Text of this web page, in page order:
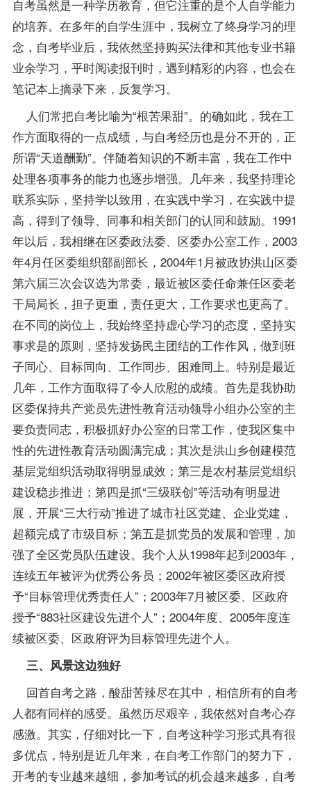
自考虽然是一种学历教育，但它注重的是个人自学能力
的培养。在多年的自学生涯中，我树立了终身学习的理
念，自考毕业后，我依然坚持购买法律和其他专业书籍
业余学习，平时阅读报刊时，遇到精彩的内容，也会在
笔记本上摘录下来，反复学习。
人们常把自考比喻为“根苦果甜”。的确如此，我在工
作方面取得的一点成绩，与自考经历也是分不开的，正
所谓“天道酬勤”。伴随着知识的不断丰富，我在工作中
处理各项事务的能力也逐步增强。几年来，我坚持理论
联系实际，坚持学以致用，在实践中学习，在实践中提
高，得到了领导、同事和相关部门的认同和鼓励。1991
年以后，我相继在区委政法委、区委办公室工作，2003
年4月任区委组织部副部长，2004年1月被政协洪山区委
第六届三次会议选为常委，最近被区委任命兼任区委老
干局局长，担子更重，责任更大，工作要求也更高了。
在不同的岗位上，我始终坚持虚心学习的态度，坚持实
事求是的原则，坚持发扬民主团结的工作作风，做到班
子同心、目标同向、工作同步、困难同上。特别是最近
几年，工作方面取得了令人欣慰的成绩。首先是我协助
区委保持共产党员先进性教育活动领导小组办公室的主
要负责同志，积极抓好办公室的日常工作，使我区集中
性的先进性教育活动圆满完成；其次是洪山乡创建模范
基层党组织活动取得明显成效；第三是农村基层党组织
建设稳步推进；第四是抓“三级联创”等活动有明显进
展，开展“三大行动”推进了城市社区党建、企业党建，
超额完成了市级目标；第五是抓党员的发展和管理，加
强了全区党员队伍建设。我个人从1998年起到2003年，
连续五年被评为优秀公务员；2002年被区委区政府授
予“目标管理优秀责任人”；2003年7月被区委、区政府
授予“883社区建设先进个人”；2004年度、2005年度连
续被区委、区政府评为目标管理先进个人。
三、风景这边独好
回首自考之路，酸甜苦辣尽在其中，相信所有的自考
人都有同样的感受。虽然历尽艰辛，我依然对自考心存
感激。其实，仔细对比一下，自考这种学习形式具有很
多优点，特别是近几年来，在自考工作部门的努力下，
开考的专业越来越细，参加考试的机会越来越多，自考